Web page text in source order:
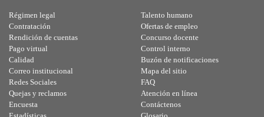
Régimen legal
Contratación
Rendición de cuentas
Pago virtual
Calidad
Talento humano
Ofertas de empleo
Concurso docente
Control interno
Buzón de notificaciones
Correo institucional
Redes Sociales
Quejas y reclamos
Encuesta
Mapa del sitio
FAQ
Atención en línea
Contáctenos